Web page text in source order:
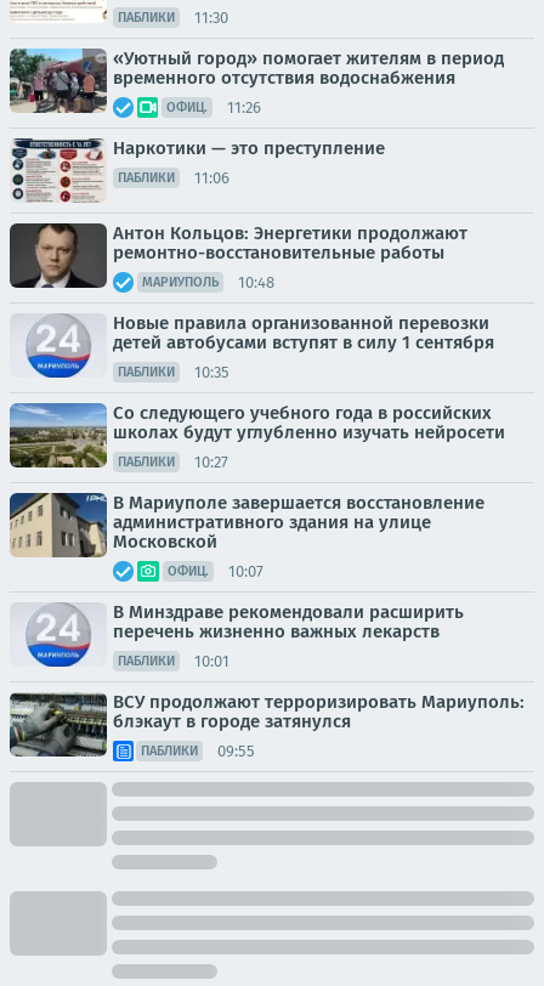
ПАБЛИКИ 11:30
«Уютный город» помогает жителям в период
временного отсутствия водоснабжения
ОФИЦ. 11:26
Наркотики — это преступление
ПАБЛИКИ 11:06
Антон Кольцов: Энергетики продолжают
ремонтно-восстановительные работы
МАРИУПОЛЬ 10:48
Новые правила организованной перевозки
детей автобусами вступят в силу 1 сентября
ПАБЛИКИ 10:35
Со следующего учебного года в российских
школах будут углубленно изучать нейросети
ПАБЛИКИ 10:27
В Мариуполе завершается восстановление
административного здания на улице
Московской
ОФИЦ. 10:07
В Минздраве рекомендовали расширить
перечень жизненно важных лекарств
ПАБЛИКИ 10:01
ВСУ продолжают терроризировать Мариуполь:
блэкаут в городе затянулся
ПАБЛИКИ 09:55